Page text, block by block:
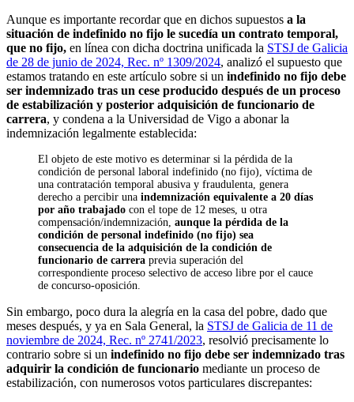
Aunque es importante recordar que en dichos supuestos a la
situación de indefinido no fijo le sucedía un contrato temporal,
que no fijo, en línea con dicha doctrina unificada la STSJ de Galicia
de 28 de junio de 2024, Rec. nº 1309/2024, analizó el supuesto que
estamos tratando en este artículo sobre si un indefinido no fijo debe
ser indemnizado tras un cese producido después de un proceso
de estabilización y posterior adquisición de funcionario de
carrera, y condena a la Universidad de Vigo a abonar la
indemnización legalmente establecida:
El objeto de este motivo es determinar si la pérdida de la
condición de personal laboral indefinido (no fijo), víctima de
una contratación temporal abusiva y fraudulenta, genera
derecho a percibir una indemnización equivalente a 20 días
por año trabajado con el tope de 12 meses, u otra
compensación/indemnización, aunque la pérdida de la
condición de personal indefinido (no fijo) sea
consecuencia de la adquisición de la condición de
funcionario de carrera previa superación del
correspondiente proceso selectivo de acceso libre por el cauce
de concurso-oposición.
Sin embargo, poco dura la alegría en la casa del pobre, dado que
meses después, y ya en Sala General, la STSJ de Galicia de 11 de
noviembre de 2024, Rec. nº 2741/2023, resolvió precisamente lo
contrario sobre si un indefinido no fijo debe ser indemnizado tras
adquirir la condición de funcionario mediante un proceso de
estabilización, con numerosos votos particulares discrepantes: